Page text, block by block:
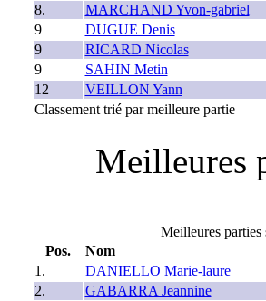
8.
MARCHAND Yvon-gabriel
9
DUGUE Denis
9
RICARD Nicolas
9
SAHIN Metin
12
VEILLON Yann
Classement trié par meilleure partie
Meilleures
Meilleures parties
Pos.
Nom
1.
DANIELLO Marie-laure
2.
GABARRA Jeannine